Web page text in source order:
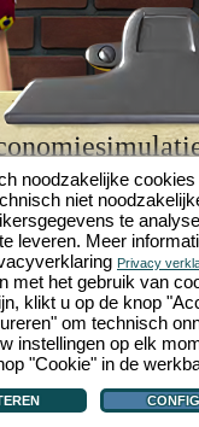
is een van de
voor fans van
ooit uitgeroepen tot
genot voor fans van
zakenimperium
!
noodzakelijke
niet
te
leveren. Meer
Privacy
met het gebruik van
klikt u op de knop
om technisch
instellingen op elk
"Cookie" in de